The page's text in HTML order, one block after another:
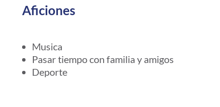
Aficiones
Musica
Pasar tiempo con familia y amigos
Deporte